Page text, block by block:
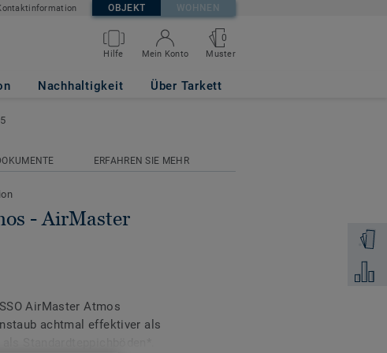
OBJEKT WOHNEN
Hilfe Mein Konto
0
Muster
Nachhaltigkeit Über Tarkett
9505
Zum
ERFAHREN SIE MEHR
- AirMaster
AirMaster Atmos
achtmal effektiver als